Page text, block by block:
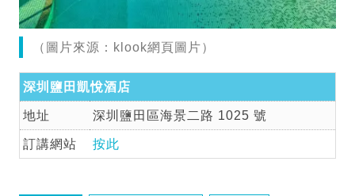
（圖片來源：klook網頁圖片）
深圳鹽田凱悅酒店
地址 深圳鹽田區海景二路 1025 號
訂講網站 按此